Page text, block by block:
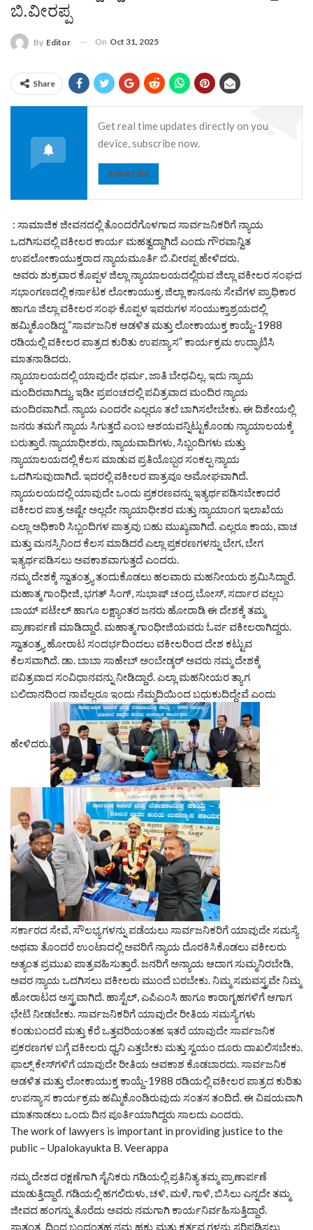
ಬಿ.ವೀರಪ್ಪ
By Editor On Oct 31, 2025
Share
Get real time updates directly on you
device, subscribe now.
Subscribe
: ಸಾಮಾಜಿಕ ಜೀವನದಲ್ಲಿ ತೊಂದರೆಗೊಳಗಾದ ಸಾರ್ವಜನಿಕರಿಗೆ ನ್ಯಾಯ
ಒದಗಿಸುವಲ್ಲಿ ವಕೀಲರ ಕಾರ್ಯ ಮಹತ್ವದ್ದಾಗಿದೆ ಎಂದು ಗೌರವಾನ್ವಿತ
ಉಪಲೋಕಾಯುಕ್ತರಾದ ನ್ಯಾಯಮೂರ್ತಿ ಬಿ.ವೀರಪ್ಪ ಹೇಳಿದರು.
ಅವರು ಶುಕ್ರವಾರ ಕೊಪ್ಪಳ ಜಿಲ್ಲಾ ನ್ಯಾಯಾಲಯದಲ್ಲಿರುವ ಜಿಲ್ಲಾ ವಕೀಲರ ಸಂಘದ
ಸಭಾಂಗಣದಲ್ಲಿ ಕರ್ನಾಟಕ ಲೋಕಾಯುಕ್ತ, ಜಿಲ್ಲಾ ಕಾನೂನು ಸೇವೆಗಳ ಪ್ರಾಧಿಕಾರ
ಹಾಗೂ ಜಿಲ್ಲಾ ವಕೀಲರ ಸಂಘ ಕೊಪ್ಪಳ ಇವರುಗಳ ಸಂಯುಕ್ತಾಶ್ರಯದಲ್ಲಿ
ಹಮ್ಮಿಕೊಂಡಿದ್ದ “ಸಾರ್ವಜನಿಕ ಆಡಳಿತ ಮತ್ತು ಲೋಕಾಯುಕ್ತ ಕಾಯ್ದೆ-1988
ರಡಿಯಲ್ಲಿ ವಕೀಲರ ಪಾತ್ರದ ಕುರಿತು ಉಪನ್ಯಾಸ” ಕಾರ್ಯಕ್ರಮ ಉದ್ಘಾಟಿಸಿ
ಮಾತನಾಡಿದರು.
ನ್ಯಾಯಾಲಯದಲ್ಲಿ ಯಾವುದೇ ಧರ್ಮ, ಜಾತಿ ಬೇಧವಿಲ್ಲ. ಇದು ನ್ಯಾಯ
ಮಂದಿರವಾಗಿದ್ದು, ಇಡೀ ಪ್ರಪಂಚದಲ್ಲಿ ಪವಿತ್ರವಾದ ಮಂದಿರ ನ್ಯಾಯ
ಮಂದಿರವಾಗಿದೆ. ನ್ಯಾಯ ಎಂದರೇ ಎಲ್ಲರೂ ತಲೆ ಬಾಗಿಸಲೇಬೇಕು. ಈ ದಿಶೇಯಲ್ಲಿ
ಜನರು ತಮಗೆ ನ್ಯಾಯ ಸಿಗುತ್ತದೆ ಎಂಬ ಆಶಯವನ್ನಿಟ್ಟುಕೊಂಡು ನ್ಯಾಯಾಲಯಕ್ಕೆ
ಬರುತ್ತಾರೆ. ನ್ಯಾಯಾಧೀಶರು, ನ್ಯಾಯವಾದಿಗಳು, ಸಿಬ್ಬಂದಿಗಳು ಮತ್ತು
ನ್ಯಾಯಾಲಯದಲ್ಲಿ ಕೆಲಸ ಮಾಡುವ ಪ್ರತಿಯೊಬ್ಬರ ಸಂಕಲ್ಪ ನ್ಯಾಯ
ಒದಗಿಸುವುದಾಗಿದೆ. ಇದರಲ್ಲಿ ವಕೀಲರ ಪಾತ್ರವೂ ಅಮೋಘವಾಗಿದೆ.
ನ್ಯಾಯಲಯದಲ್ಲಿ ಯಾವುದೇ ಒಂದು ಪ್ರಕರಣವನ್ನು ಇತ್ಯರ್ಥಪಡಿಸಬೇಕಾದರೆ
ವಕೀಲರ ಪಾತ್ರ ಅಷ್ಟೇ ಅಲ್ಲದೇ ನ್ಯಾಯಾಧೀಶರ ಮತ್ತು ನ್ಯಾಯಾಂಗ ಇಲಾಖೆಯ
ಎಲ್ಲಾ ಅಧಿಕಾರಿ ಸಿಬ್ಬಂದಿಗಳ ಪಾತ್ರವು ಬಹು ಮುಖ್ಯವಾಗಿದೆ. ಎಲ್ಲರೂ ಕಾಯ, ವಾಚ
ಮತ್ತು ಮನಸ್ಸಿನಿಂದ ಕೆಲಸ ಮಾಡಿದರೆ ಎಲ್ಲಾ ಪ್ರಕರಣಗಳನ್ನು ಬೇಗ, ಬೇಗ
ಇತ್ಯರ್ಥಪಡಿಸಲು ಅವಕಾಶವಾಗುತ್ತದೆ ಎಂದರು.
ನಮ್ಮ ದೇಶಕ್ಕೆ ಸ್ವಾತಂತ್ರ್ಯ ತಂದುಕೊಡಲು ಹಲವಾರು ಮಹನೀಯರು ಶ್ರಮಿಸಿದ್ದಾರೆ.
ಮಹಾತ್ಮ ಗಾಂಧೀಜಿ, ಭಗತ್ ಸಿಂಗ್, ಸುಭಾಷ್ ಚಂದ್ರ ಬೋಸ್, ಸರ್ದಾರ ವಲ್ಲಬ
ಬಾಯ್ ಪಟೇಲ್ ಹಾಗೂ ಲಕ್ಷ್ಯಾಂತರ ಜನರು ಹೋರಾಡಿ ಈ ದೇಶಕ್ಕೆ ತಮ್ಮ
ಪ್ರಾಣಾರ್ಪಣೆ ಮಾಡಿದ್ದಾರೆ. ಮಹಾತ್ಮ ಗಾಂಧೀಜಿಯವರು ಓರ್ವ ವಕೀಲರಾಗಿದ್ದರು.
ಸ್ವಾತಂತ್ರ‍್ಯ ಹೋರಾಟ ಸಂದರ್ಭದಿಂದಲು ವಕೀಲರಿಂದ ದೇಶ ಕಟ್ಟುವ
ಕೆಲಸವಾಗಿದೆ. ಡಾ. ಬಾಬಾ ಸಾಹೇಬ್ ಅಂಬೇಡ್ಕರ್ ಅವರು ನಮ್ಮ ದೇಶಕ್ಕೆ
ಪವಿತ್ರವಾದ ಸಂವಿಧಾನವನ್ನು ನೀಡಿದ್ದಾರೆ. ಎಲ್ಲಾ ಮಹನೀಯರ ತ್ಯಾಗ
ಬಲಿದಾನದಿಂದ ನಾವೆಲ್ಲರೂ ಇಂದು ನೆಮ್ಮದಿಯಿಂದ ಬಧುಕುದಿದ್ದೇವೆ ಎಂದು
ಹೇಳಿದರು.
ಸರ್ಕಾರದ ಸೇವೆ, ಸೌಲಭ್ಯಗಳನ್ನು ಪಡೆಯಲು ಸಾರ್ವಜನಿಕರಿಗೆ ಯಾವುದೇ ಸಮಸ್ಯೆ
ಅಥವಾ ತೊಂದರೆ ಉಂಟಾದಲ್ಲಿ ಅವರಿಗೆ ನ್ಯಾಯ ದೊರಕಿಸಿಕೊಡಲು ವಕೀಲರು
ಅತ್ಯಂತ ಪ್ರಮುಖ ಪಾತ್ರವಹಿಸುತ್ತಾರೆ. ಜನರಿಗೆ ಅನ್ಯಾಯ ಆದಾಗ ಸುಮ್ಮನಿರಬೇಡಿ,
ಅವರ ನ್ಯಾಯ ಒದಗಿಸಲು ವಕೀಲರು ಮುಂದೆ ಬರಬೇಕು. ನಿಮ್ಮ ಸಮವಸ್ತ್ರವೇ ನಿಮ್ಮ
ಹೋರಾಟದ ಅಸ್ತ್ರವಾಗಿದೆ. ಹಾಸ್ಟೆಲ್, ಎಪಿಎಂಸಿ ಹಾಗೂ ಕಾರಾಗೃಹಗಳಿಗೆ ಆಗಾಗ
ಭೇಟಿ ನೀಡಬೇಕು. ಸಾರ್ವಜನಿಕರಿಗೆ ಯಾವುದೇ ರೀತಿಯ ಸಮಸ್ಯೆಗಳು
ಕಂಡುಬಂದರೆ ಮತ್ತು ಕೆರೆ ಒತ್ತವರಿಯಂತಹ ಇತರೆ ಯಾವುದೇ ಸಾರ್ವಜನಿಕ
ಪ್ರಕರಣಗಳ ಬಗ್ಗೆ ವಕೀಲರು ಧ್ವನಿ ಎತ್ತಬೇಕು ಮತ್ತು ಸ್ವಯಂ ದೂರು ದಾಖಲಿಸಬೇಕು.
ಫಾಲ್ಸ್ ಕೇಸ್‌ಗಳಿಗೆ ಯಾವುದೇ ರೀತಿಯ ಅವಕಾಶ ಕೊಡಬಾರದು. ಸಾರ್ವಜನಿಕ
ಆಡಳಿತ ಮತ್ತು ಲೋಕಾಯುಕ್ತ ಕಾಯ್ದೆ-1988 ರಡಿಯಲ್ಲಿ ವಕೀಲರ ಪಾತ್ರದ ಕುರಿತು
ಉಪನ್ಯಾಸ ಕಾರ್ಯಕ್ರಮ ಹಮ್ಮಿಕೊಂಡಿರುವುದು ಸಂತಸ ತಂದಿದೆ. ಈ ವಿಷಯವಾಗಿ
ಮಾತನಾಡಲು ಒಂದು ದಿನ ಪೂರ್ತಿಯಾಗಿದ್ದರು ಸಾಲದು ಎಂದರು.
The work of lawyers is important in providing justice to the
public – Upalokayukta B. Veerappa
ನಮ್ಮ ದೇಶದ ರಕ್ಷಣೆಗಾಗಿ ಸೈನಿಕರು ಗಡಿಯಲ್ಲಿ ಪ್ರತಿನಿತ್ಯ ತಮ್ಮ ಪ್ರಾಣಾರ್ಪಣೆ
ಮಾಡುತ್ತಿದ್ದಾರೆ. ಗಡಿಯಲ್ಲಿ ಹಗಲಿರುಳು, ಚಳಿ, ಮಳೆ, ಗಾಳಿ, ಬಿಸಿಲು ಎನ್ನದೇ ತಮ್ಮ
ಜೀವದ ಹಂಗನ್ನು ತೊರೆದು ಅವರು ನಮಗಾಗಿ ಕಾರ್ಯನಿರ್ವಹಿಸುತ್ತಿದ್ದಾರೆ.
ಸ್ವಾತಂತ್ರ್ಯದಿಂದ ಬಂದಂತಹ ನಮ್ಮ ಹಕ್ಕು ಮತ್ತು ಕರ್ತವ್ಯಗಳನ್ನು ಸರಿಪಡಿಸಲು